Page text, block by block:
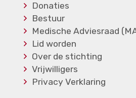
Donaties
Bestuur
Medische Adviesraad
Lid worden
Over de stichting
Vrijwilligers
Privacy Verklaring